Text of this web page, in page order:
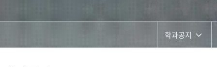
학과공지